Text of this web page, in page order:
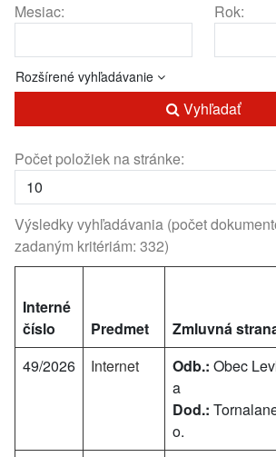
Mesiac: Rok:
Rozšírené vyhľadávanie
Vyhľadať
Počet položiek na stránke:
Výsledky vyhľadávania (počet
zadaným kritériám: 332)
Interné
číslo
Predmet Zmluvná
49/2026
Internet Odb.: Obec
a
Dod.:
o.